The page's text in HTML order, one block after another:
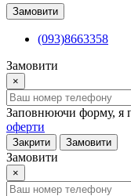
Замовити
(093)8663358
Замовити
×
Заповнюючи форму, я
оферти
Закрити Замовити
Замовити
×